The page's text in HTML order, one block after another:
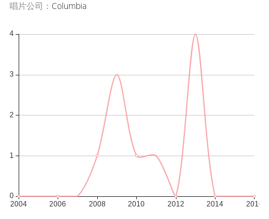
唱片公司： Columbia